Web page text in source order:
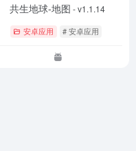
共生地球-地图 - v1.1.14
安卓应用 # 安卓应用